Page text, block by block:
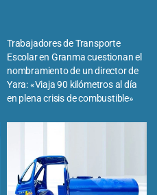
Trabajadores de Transporte
Escolar en Granma cuestionan el
nombramiento de un director de
Yara: «Viaja 90 kilómetros al día
en plena crisis de combustible»